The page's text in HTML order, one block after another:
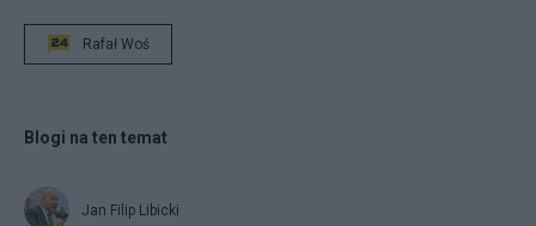
Rafał Woś
Blogi na ten temat
Jan Filip Libicki